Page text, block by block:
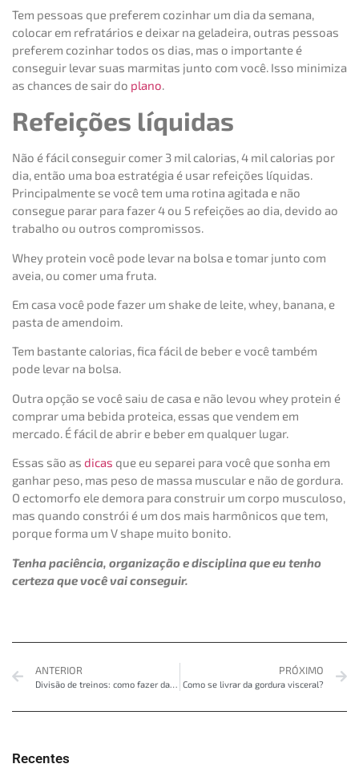
Tem pessoas que preferem cozinhar um dia da semana,
colocar em refratários e deixar na geladeira, outras pessoas
preferem cozinhar todos os dias, mas o importante é
conseguir levar suas marmitas junto com você. Isso minimiza
as chances de sair do plano.
Refeições líquidas
Não é fácil conseguir comer 3 mil calorias, 4 mil calorias por
dia, então uma boa estratégia é usar refeições líquidas.
Principalmente se você tem uma rotina agitada e não
consegue parar para fazer 4 ou 5 refeições ao dia, devido ao
trabalho ou outros compromissos.
Whey protein você pode levar na bolsa e tomar junto com
aveia, ou comer uma fruta.
Em casa você pode fazer um shake de leite, whey, banana, e
pasta de amendoim.
Tem bastante calorias, fica fácil de beber e você também
pode levar na bolsa.
Outra opção se você saiu de casa e não levou whey protein é
comprar uma bebida proteica, essas que vendem em
mercado. É fácil de abrir e beber em qualquer lugar.
Essas são as dicas que eu separei para você que sonha em
ganhar peso, mas peso de massa muscular e não de gordura.
O ectomorfo ele demora para construir um corpo musculoso,
mas quando constrói é um dos mais harmônicos que tem,
porque forma um V shape muito bonito.
Tenha paciência, organização e disciplina que eu tenho
certeza que você vai conseguir.
ANTERIOR
Divisão de treinos: como fazer da forma correta?
PRÓXIMO
Como se livrar da gordura visceral?
Recentes